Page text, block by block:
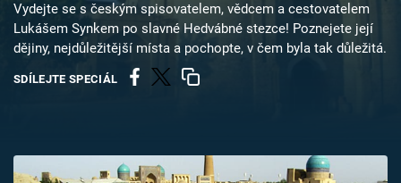
Pořady
TV Program
Vydejte se s českým spisovatelem, vědcem a cestovatelem
Lukášem Synkem po slavné Hedvábné stezce! Poznejete její
dějiny, nejdůležitější místa a pochopte, v čem byla tak důležitá.
SDÍLEJTE SPECIÁL